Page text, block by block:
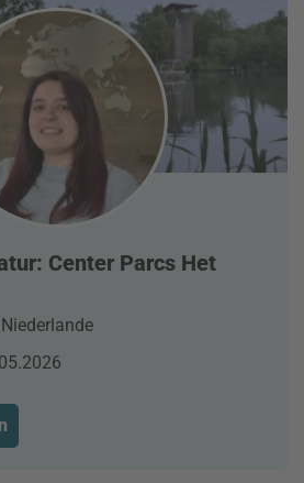
Center Parcs Het